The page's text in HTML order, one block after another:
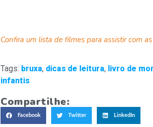
Confira um lista de filmes para assistir com
Tags: bruxa, dicas de leitura, livro de
infantis
Compartilhe:
Facebook Twitter LinkedIn